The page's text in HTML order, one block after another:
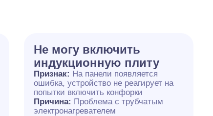
Не могу включить
индукционную плиту
Признак: На панели появляется
ошибка, устройство не реагирует на
попытки включить конфорки
Причина: Проблема с трубчатым
электронагревателем